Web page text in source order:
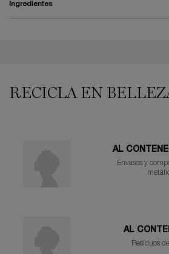
Ingredientes
RECICLA EN
AL
Envases y
AL
Residuos